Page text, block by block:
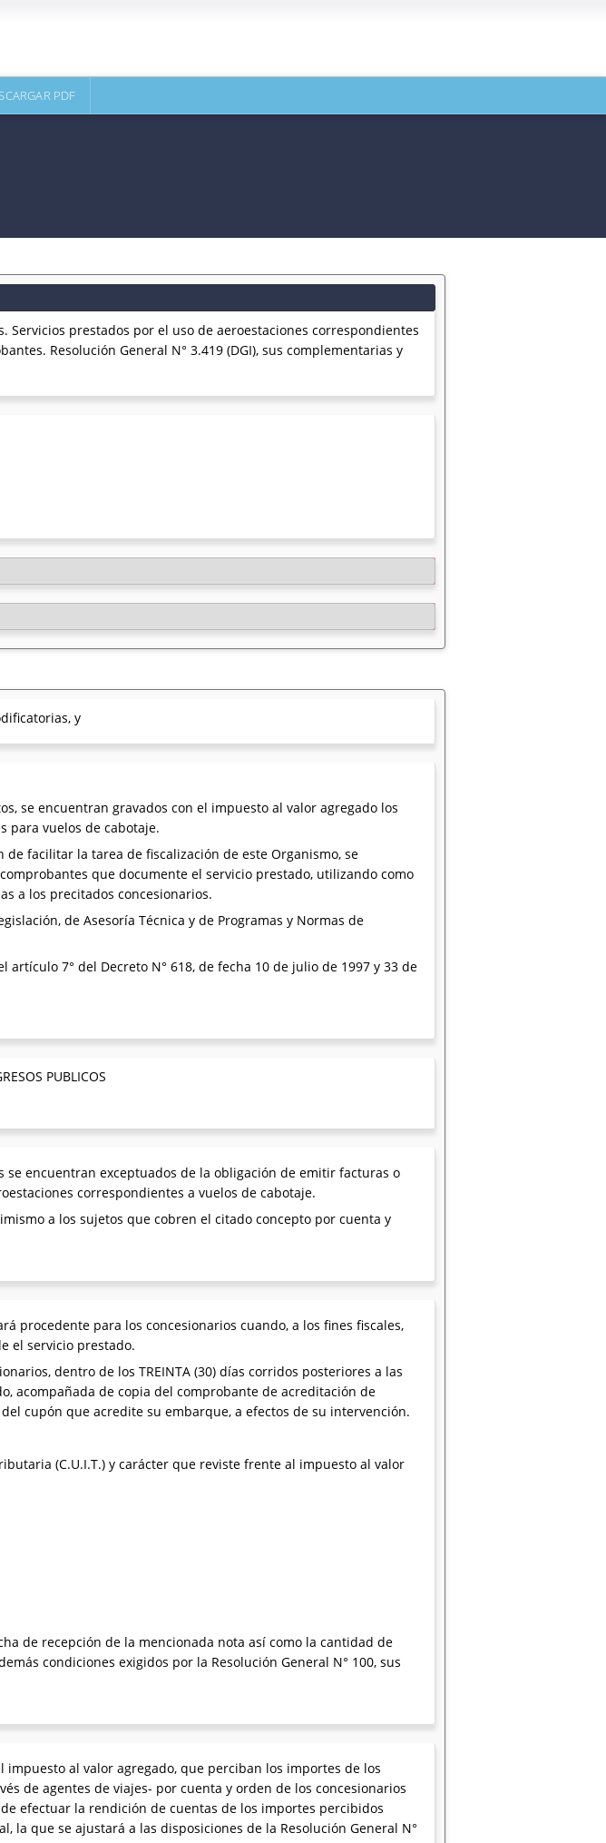
PDF
Servicios prestados por el uso de aeroestaciones correspondientes
Resolución General N° 3.419 (DGI), sus complementarias y
y
se encuentran gravados con el impuesto al valor agregado los
para vuelos de cabotaje.
facilitar la tarea de fiscalización de este Organismo, se
que documente el servicio prestado, utilizando como
a los precitados concesionarios.
de Asesoría Técnica y de Programas y Normas de
7° del Decreto N° 618, de fecha 10 de julio de 1997 y 33 de
PUBLICOS
se encuentran exceptuados de la obligación de emitir facturas o
correspondientes a vuelos de cabotaje.
a los sujetos que cobren el citado concepto por cuenta y
procedente para los concesionarios cuando, a los fines fiscales,
el servicio prestado.
dentro de los TREINTA (30) días corridos posteriores a las
acompañada de copia del comprobante de acreditación de
cupón que acredite su embarque, a efectos de su intervención.
(C.U.I.T.) y carácter que reviste frente al impuesto al valor
de recepción de la mencionada nota así como la cantidad de
condiciones exigidos por la Resolución General N° 100, sus
impuesto al valor agregado, que perciban los importes de los
de agentes de viajes- por cuenta y orden de los concesionarios
efectuar la rendición de cuentas de los importes percibidos
que se ajustará a las disposiciones de la Resolución General N°